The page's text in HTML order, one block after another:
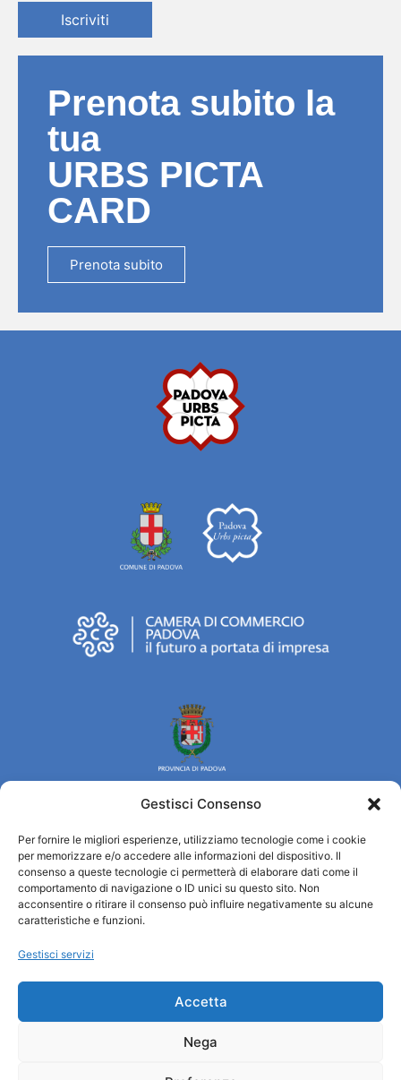
Gestisci Consenso
Per fornire le migliori esperienze, utilizziamo tecnologie come i cookie
per memorizzare e/o accedere alle informazioni del dispositivo. Il
consenso a queste tecnologie ci permetterà di elaborare dati come il
comportamento di navigazione o ID unici su questo sito. Non
acconsentire o ritirare il consenso può influire negativamente su alcune
caratteristiche e funzioni.
Gestisci servizi
Accetta
Nega
Iscriviti
Prenota subito la
tua
URBS PICTA
CARD
Prenota subito
Turismo Padova
Chi siamo
Informazioni e Accoglienza Turistica/IAT
Cookie Policy
Amministrazione trasparente